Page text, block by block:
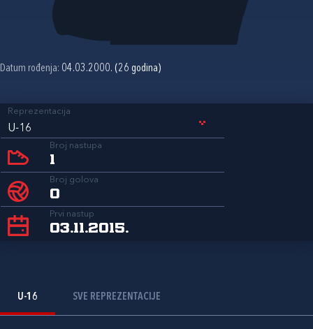
Datum rođenja: 04.03.2000. (26 godina)
Reprezentacija
U-16
Broj nastupa
1
Broj golova
0
Prvi nastup
03.11.2015.
U-16 SVE REPREZENTACIJE